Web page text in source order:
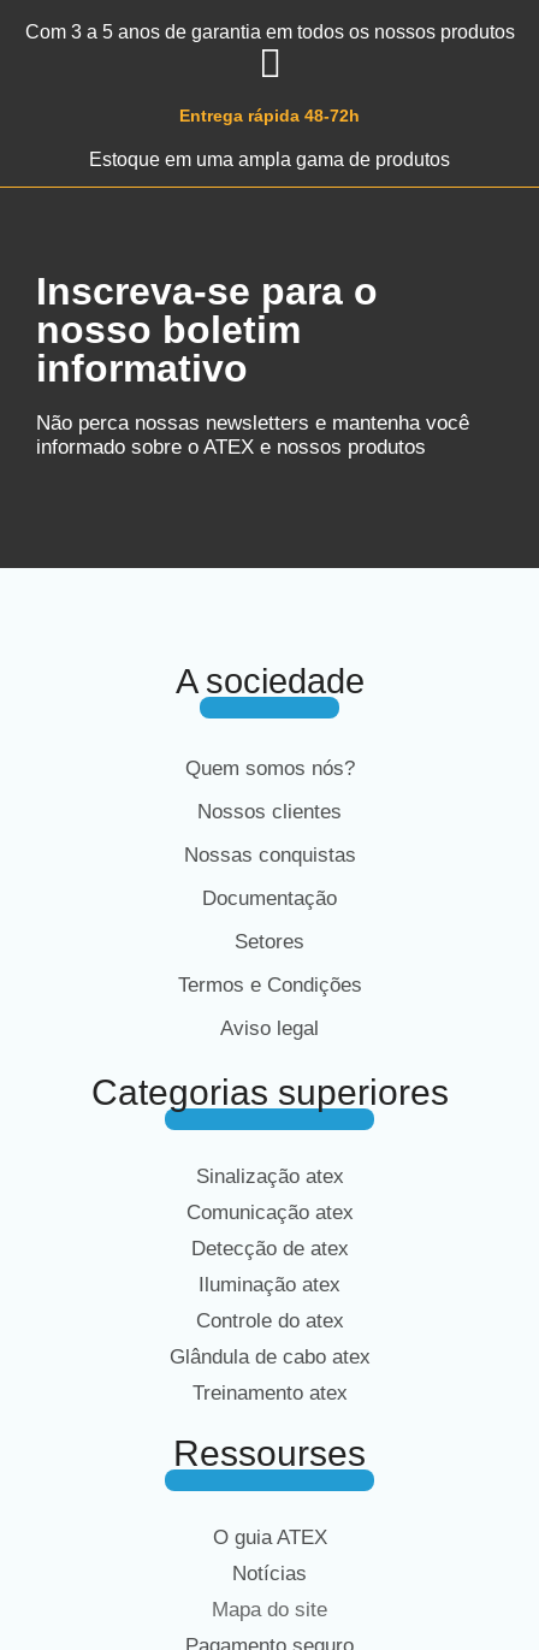
Entrega rápida 48-72h
Estoque em uma ampla gama de produtos
Com 3 a 5 anos de garantia em todos os nossos produtos
Inscreva-se para o
nosso boletim
informativo
Não perca nossas newsletters e mantenha você
informado sobre o ATEX e nossos produtos
A sociedade
Quem somos nós?
Nossos clientes
Nossas conquistas
Documentação
Setores
Termos e Condições
Aviso legal
Categorias superiores
Sinalização atex
Comunicação atex
Detecção de atex
Iluminação atex
Controle do atex
Glândula de cabo atex
Treinamento atex
Ressourses
O guia ATEX
Notícias
Mapa do site